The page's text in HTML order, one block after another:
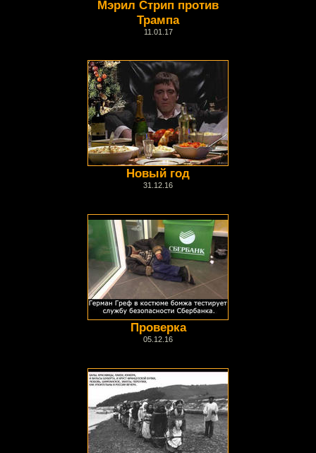
Мэрил Стрип против
Трампа
11.01.17
Новый год
31.12.16
Проверка
05.12.16